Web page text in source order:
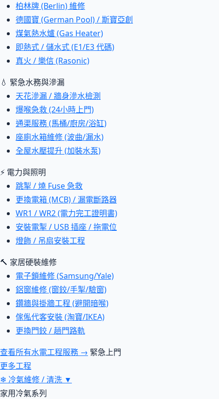
柏林牌 (Berlin) 維修
德國寶 (German Pool) / 斯寶亞創
煤氣熱水爐 (Gas Heater)
即熱式 / 儲水式 (E1/E3 代碼)
真火 / 樂信 (Rasonic)
💧 緊急水務與滲漏
天花滲漏 / 牆身滲水檢測
爆喉急救 (24小時上門)
通渠服務 (馬桶/廚房/浴缸)
座廁水箱維修 (波曲/漏水)
全屋水壓提升 (加裝水泵)
⚡ 電力與照明
跳掣 / 燒 Fuse 急救
更換電箱 (MCB) / 漏電斷路器
WR1 / WR2 (電力完工證明書)
安裝電掣 / USB 插座 / 拖電位
燈飾 / 吊扇安裝工程
🔨 家居硬裝維修
電子鎖維修 (Samsung/Yale)
鋁窗維修 (窗鉸/手掣/驗窗)
鑽牆與掛牆工程 (避開暗喉)
傢俬代客安裝 (淘寶/IKEA)
更換門鉸 / 趟門路軌
查看所有水電工程服務 → 緊急上門
更多工程
❄ 冷氣維修 / 清洗 ▼
家用冷氣系列